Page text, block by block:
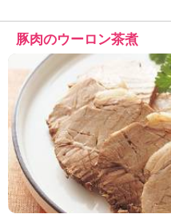
豚肉のウーロン茶煮